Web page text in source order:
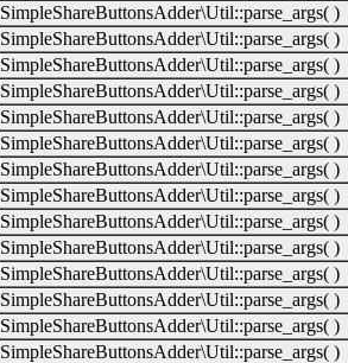
SimpleShareButtonsAdder\Util::parse_args( )
SimpleShareButtonsAdder\Util::parse_args( )
SimpleShareButtonsAdder\Util::parse_args( )
SimpleShareButtonsAdder\Util::parse_args( )
SimpleShareButtonsAdder\Util::parse_args( )
SimpleShareButtonsAdder\Util::parse_args( )
SimpleShareButtonsAdder\Util::parse_args( )
SimpleShareButtonsAdder\Util::parse_args( )
SimpleShareButtonsAdder\Util::parse_args( )
SimpleShareButtonsAdder\Util::parse_args( )
SimpleShareButtonsAdder\Util::parse_args( )
SimpleShareButtonsAdder\Util::parse_args( )
SimpleShareButtonsAdder\Util::parse_args( )
SimpleShareButtonsAdder\Util::parse_args( )